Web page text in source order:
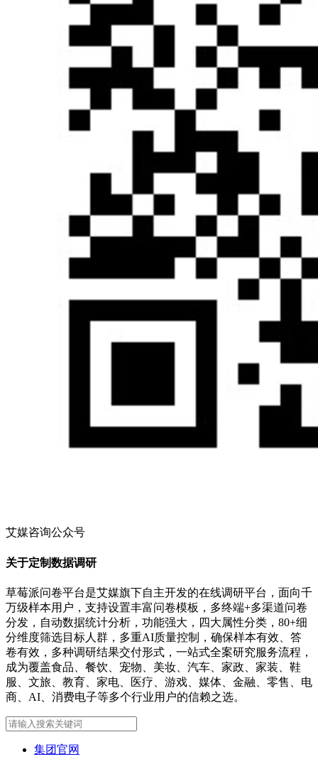
艾媒咨询公众号
关于定制数据调研
草莓派问卷平台是艾媒旗下自主开发的在线调研平台，面向千
万级样本用户，支持设置丰富问卷模板，多终端+多渠道问卷
分发，自动数据统计分析，功能强大，四大属性分类，80+细
分维度筛选目标人群，多重AI质量控制，确保样本有效、答
卷有效，多种调研结果交付形式，一站式全案研究服务流程，
成为覆盖食品、餐饮、宠物、美妆、汽车、家政、家装、鞋
服、文旅、教育、家电、医疗、游戏、媒体、金融、零售、电
商、AI、消费电子等多个行业用户的信赖之选。
集团官网